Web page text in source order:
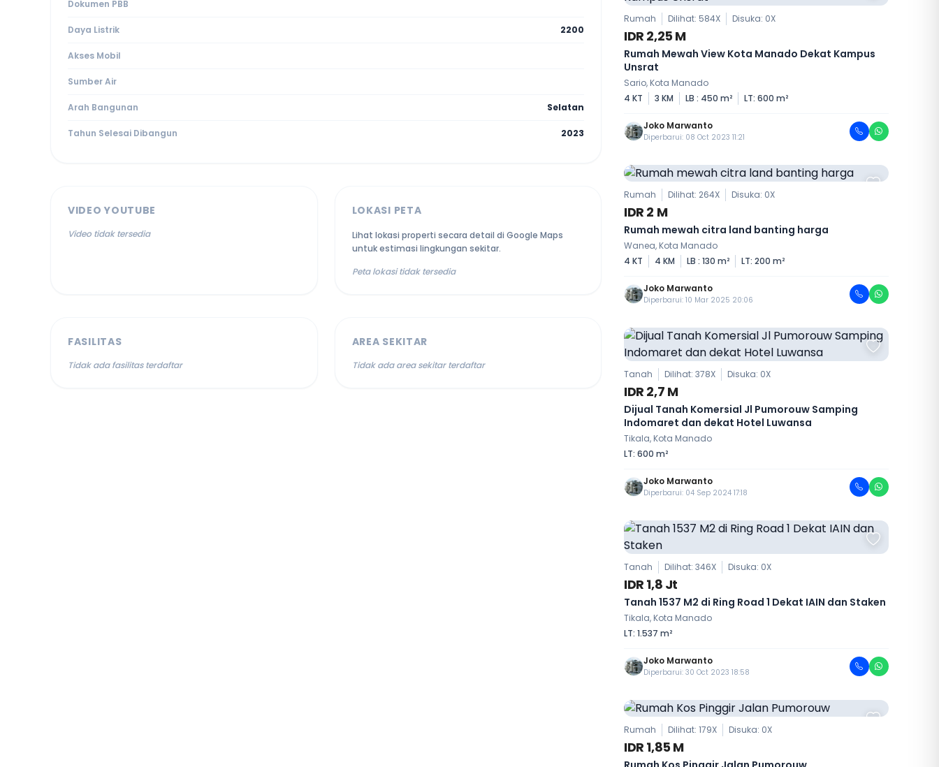
Dokumen PBB
Daya Listrik 2200
Akses Mobil
Sumber Air
Arah Bangunan Selatan
Tahun Selesai Dibangun 2023
VIDEO YOUTUBE
Video tidak tersedia
LOKASI PETA
Lihat lokasi properti secara detail di Google Maps
untuk estimasi lingkungan sekitar.
Peta lokasi tidak tersedia
FASILITAS
Tidak ada fasilitas terdaftar
AREA SEKITAR
Tidak ada area sekitar terdaftar
Rumah Dilihat: 584X Disuka: 0X
IDR 2,25 M
Rumah Mewah View Kota Manado Dekat Kampus
Unsrat
Sario, Kota Manado
4 KT
3 KM LB : 450 m² LT: 600 m²
Joko Marwanto
Diperbarui: 08 Oct 2023 11:21
Rumah Dilihat: 264X Disuka: 0X
IDR 2 M
Rumah mewah citra land banting harga
Wanea, Kota Manado
4 KT
4 KM LB : 130 m² LT: 200 m²
Joko Marwanto
Diperbarui: 10 Mar 2025 20:06
Tanah Dilihat: 378X Disuka: 0X
IDR 2,7 M
Dijual Tanah Komersial Jl Pumorouw Samping
Indomaret dan dekat Hotel Luwansa
Tikala, Kota Manado
LT: 600 m²
Joko Marwanto
Diperbarui: 04 Sep 2024 17:18
Tanah Dilihat: 346X Disuka: 0X
IDR 1,8 Jt
Tanah 1537 M2 di Ring Road 1 Dekat IAIN dan Staken
Tikala, Kota Manado
LT: 1.537 m²
Joko Marwanto
Diperbarui: 30 Oct 2023 18:58
Rumah Dilihat: 179X Disuka: 0X
IDR 1,85 M